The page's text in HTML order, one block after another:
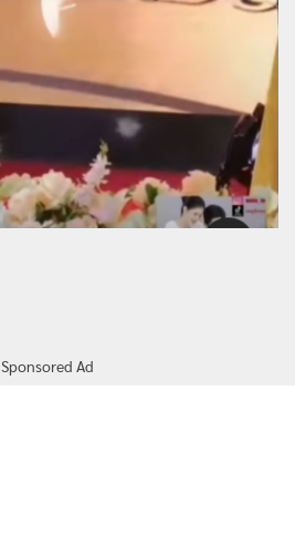
Sponsored Ad